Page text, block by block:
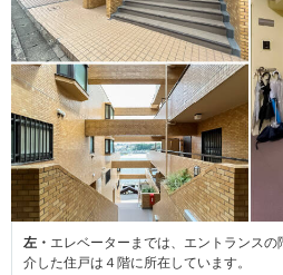
左・ エレベーターまでは、エントランスの
介した住戸は４階に所在しています。